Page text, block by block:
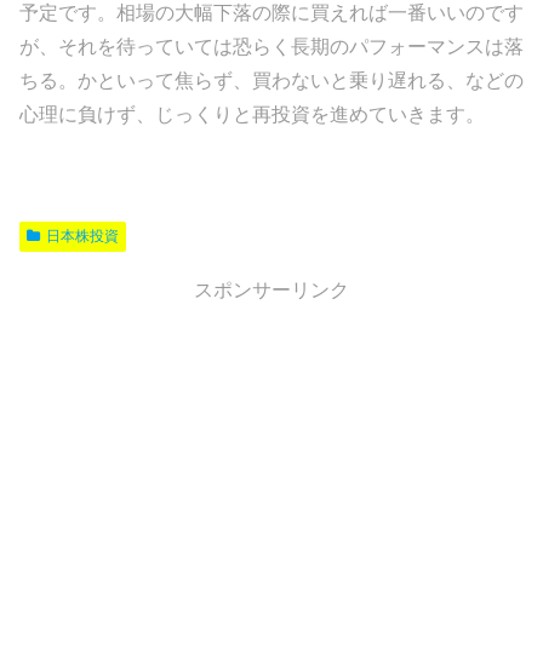
予定です。相場の大幅下落の際に買えれば一番いいのです
が、それを待っていては恐らく長期のパフォーマンスは落
ちる。かといって焦らず、買わないと乗り遅れる、などの
心理に負けず、じっくりと再投資を進めていきます。
日本株投資
スポンサーリンク